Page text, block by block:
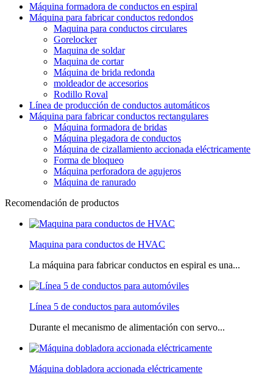
Máquina formadora de conductos en espiral
Máquina para fabricar conductos redondos
Maquina para conductos circulares
Gorelocker
Maquina de soldar
Maquina de cortar
Máquina de brida redonda
moldeador de accesorios
Rodillo Roval
Línea de producción de conductos automáticos
Máquina para fabricar conductos rectangulares
Máquina formadora de bridas
Máquina plegadora de conductos
Máquina de cizallamiento accionada eléctricamente
Forma de bloqueo
Máquina perforadora de agujeros
Máquina de ranurado
Recomendación de productos
Maquina para conductos de HVAC
La máquina para fabricar conductos en espiral es una...
Línea 5 de conductos para automóviles
Durante el mecanismo de alimentación con servo...
Máquina dobladora accionada eléctricamente